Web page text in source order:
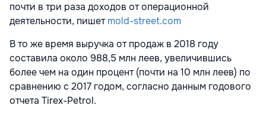
почти в три раза доходов от операционной
деятельности, пишетmold-street.com
В то же время выручка от продаж в 2018 году
составила около 988,5 млн леев, увеличившись
более чем на один процент (почти на 10 млн леев) по
сравнению с 2017 годом, согласно данным годового
отчета Tirex-Petrol.